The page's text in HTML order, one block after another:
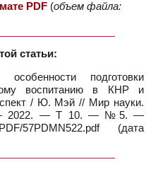
PDF (объем файла:
статьи:
подготовки
воспитанию в КНР и
/ Ю. Мэй // Мир науки.
— 2022. — Т 10. — №5. —
57PDMN522.pdf (дата